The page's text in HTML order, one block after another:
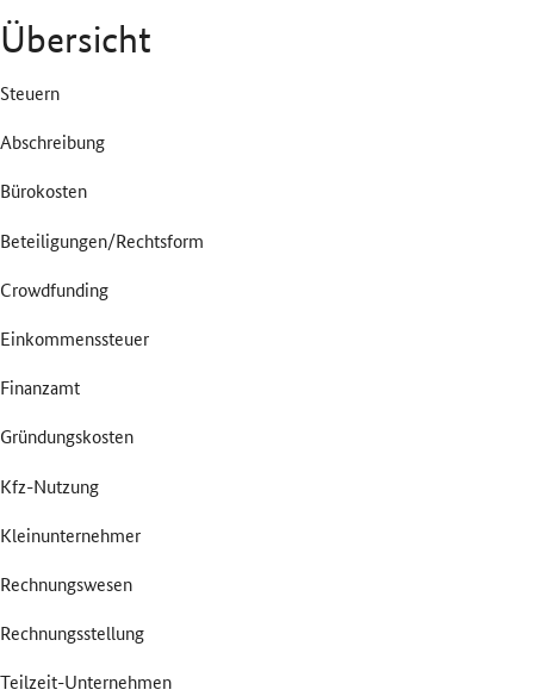
Übersicht
Steuern
Abschreibung
Bürokosten
Beteiligungen/Rechtsform
Crowdfunding
Einkommenssteuer
Finanzamt
Gründungskosten
Kfz-Nutzung
Kleinunternehmer
Rechnungswesen
Rechnungsstellung
Teilzeit-Unternehmen